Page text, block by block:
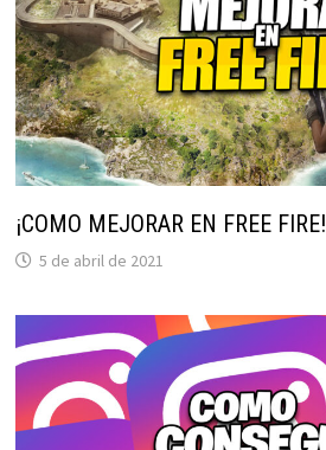
¡COMO MEJORAR EN FREE FIRE!
5 de abril de 2021